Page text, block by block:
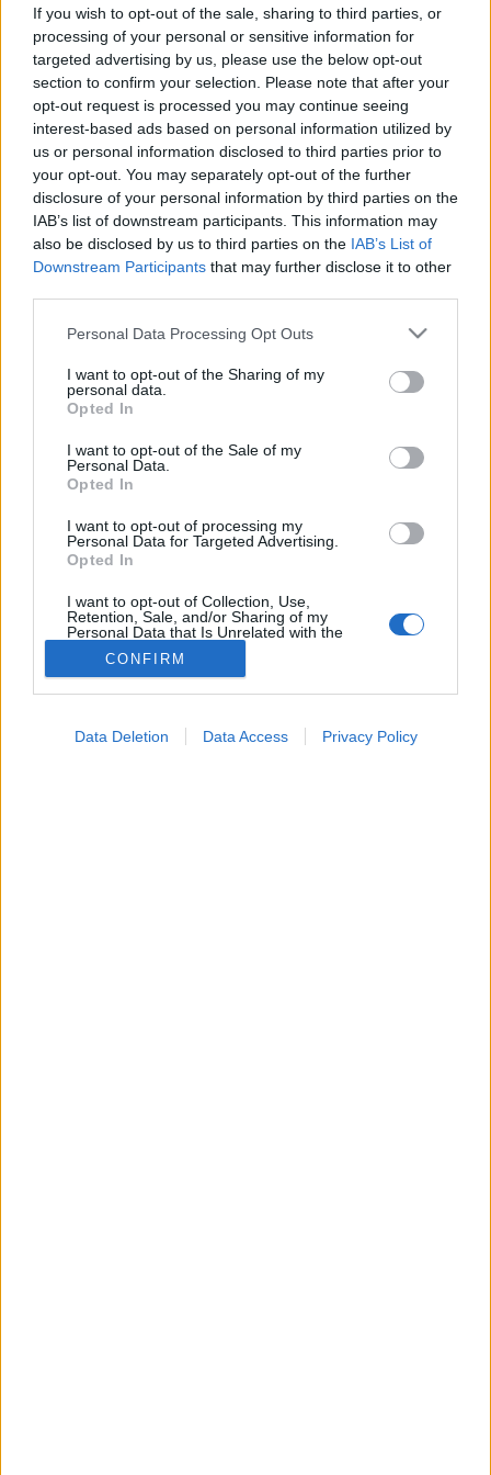
If you wish to opt-out of the sale, sharing to third parties, or
processing of your personal or sensitive information for
targeted advertising by us, please use the below opt-out
section to confirm your selection. Please note that after your
opt-out request is processed you may continue seeing
interest-based ads based on personal information utilized by
us or personal information disclosed to third parties prior to
your opt-out. You may separately opt-out of the further
disclosure of your personal information by third parties on the
IAB’s list of downstream participants. This information may
also be disclosed by us to third parties on the IAB’s List of
Downstream Participants that may further disclose it to other
Please note that this website/app uses one or more Google
not limited to your visit or usage behaviour. You may click to
grant or deny consent to Google and its third-party tags to
use your data for below specified purposes in below Google
consent section.
Personal Data Processing Opt Outs
I want to opt-out of the Sharing of my
personal data.
Opted In
I want to opt-out of the Sale of my
Personal Data.
Opted In
I want to opt-out of processing my
Personal Data for Targeted Advertising.
Opted In
I want to opt-out of Collection, Use,
Retention, Sale, and/or Sharing of my
Personal Data that Is Unrelated with the
Purposes for which it was collected.
Opted Out
CONFIRM
Data Deletion Data Access Privacy Policy
szinthez?
2026. április 23. 08:04
Küldés Küldés Messengeren